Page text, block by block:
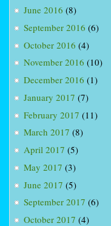
June 2016 (8)
September 2016 (6)
October 2016 (4)
November 2016 (10)
December 2016 (1)
January 2017 (7)
February 2017 (11)
March 2017 (8)
April 2017 (5)
May 2017 (3)
June 2017 (5)
September 2017 (6)
October 2017 (4)